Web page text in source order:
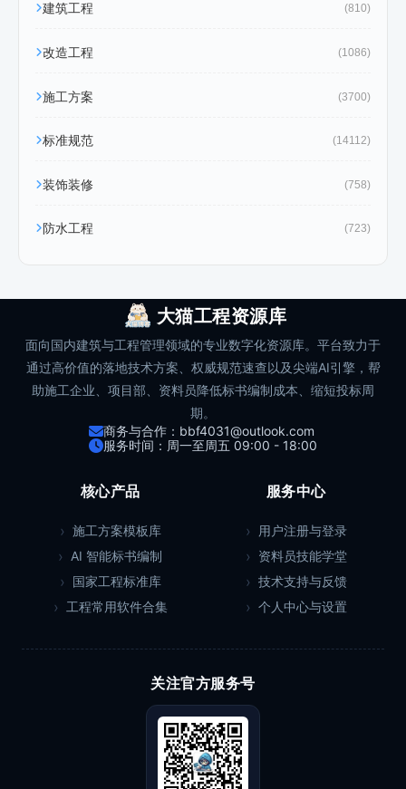
建筑工程 (810)
改造工程 (1086)
施工方案 (3700)
标准规范 (14112)
装饰装修 (758)
防水工程 (723)
大猫工程资源库
面向国内建筑与工程管理领域的专业数字化资源库。平台致力于
通过高价值的落地技术方案、权威规范速查以及尖端AI引擎，帮
助施工企业、项目部、资料员降低标书编制成本、缩短投标周
期。
商务与合作：bbf4031@outlook.com
服务时间：周一至周五 09:00 - 18:00
核心产品
施工方案模板库
AI 智能标书编制
国家工程标准库
工程常用软件合集
服务中心
用户注册与登录
资料员技能学堂
技术支持与反馈
个人中心与设置
关注官方服务号